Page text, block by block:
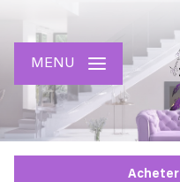
MENU
Acheter